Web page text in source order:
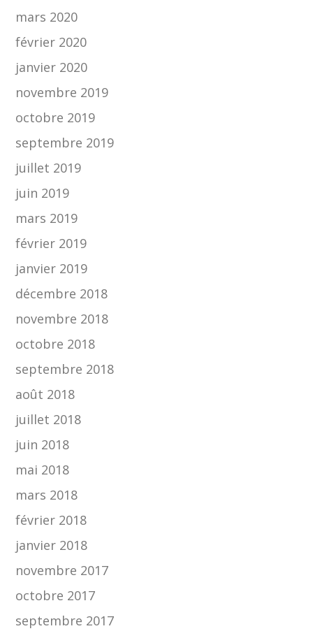
mars 2020
février 2020
janvier 2020
novembre 2019
octobre 2019
septembre 2019
juillet 2019
juin 2019
mars 2019
février 2019
janvier 2019
décembre 2018
novembre 2018
octobre 2018
septembre 2018
août 2018
juillet 2018
juin 2018
mai 2018
mars 2018
février 2018
janvier 2018
novembre 2017
octobre 2017
septembre 2017